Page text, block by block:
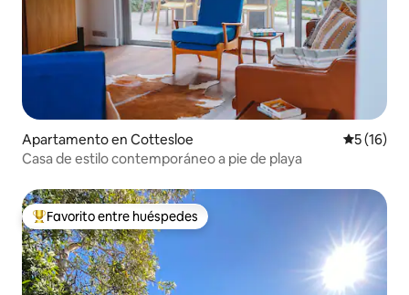
Apartamento en Cottesloe
5 (16)
Casa de estilo contemporáneo a pie de playa
Favorito entre huéspedes preferido
Favorito entre huéspedes